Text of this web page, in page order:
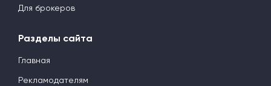
Для брокеров
Разделы сайта
Главная
Рекламодателям